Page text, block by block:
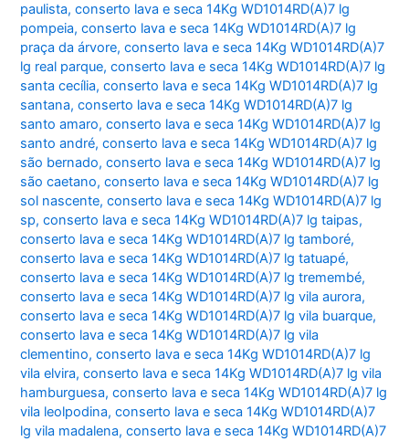
paulista,conserto lava e seca 14Kg WD1014RD(A)7 lg
pompeia,conserto lava e seca 14Kg WD1014RD(A)7 lg
praça da árvore,conserto lava e seca 14Kg WD1014RD(A)7
lg real parque,conserto lava e seca 14Kg WD1014RD(A)7 lg
santa cecília,conserto lava e seca 14Kg WD1014RD(A)7 lg
santana,conserto lava e seca 14Kg WD1014RD(A)7 lg
santo amaro,conserto lava e seca 14Kg WD1014RD(A)7 lg
santo andré,conserto lava e seca 14Kg WD1014RD(A)7 lg
são bernado,conserto lava e seca 14Kg WD1014RD(A)7 lg
são caetano,conserto lava e seca 14Kg WD1014RD(A)7 lg
sol nascente,conserto lava e seca 14Kg WD1014RD(A)7 lg
sp,conserto lava e seca 14Kg WD1014RD(A)7 lg taipas,
conserto lava e seca 14Kg WD1014RD(A)7 lg tamboré,
conserto lava e seca 14Kg WD1014RD(A)7 lg tatuapé,
conserto lava e seca 14Kg WD1014RD(A)7 lg tremembé,
conserto lava e seca 14Kg WD1014RD(A)7 lg vila aurora,
conserto lava e seca 14Kg WD1014RD(A)7 lg vila buarque,
conserto lava e seca 14Kg WD1014RD(A)7 lg vila
clementino,conserto lava e seca 14Kg WD1014RD(A)7 lg
vila elvira,conserto lava e seca 14Kg WD1014RD(A)7 lg vila
hamburguesa,conserto lava e seca 14Kg WD1014RD(A)7 lg
vila leolpodina,conserto lava e seca 14Kg WD1014RD(A)7
lg vila madalena,conserto lava e seca 14Kg WD1014RD(A)7